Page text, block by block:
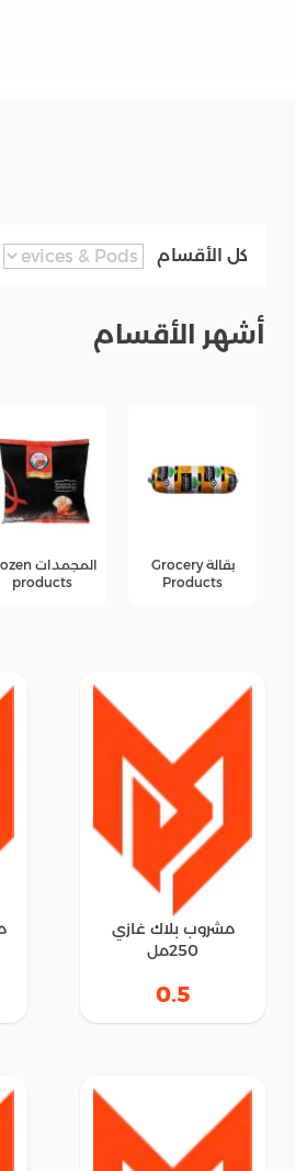
كل الأقسام
أشهر الأقسام
المجمدات Frozen
products
حلويات Candies
مشروب بلاك غازي
250مل
0.5